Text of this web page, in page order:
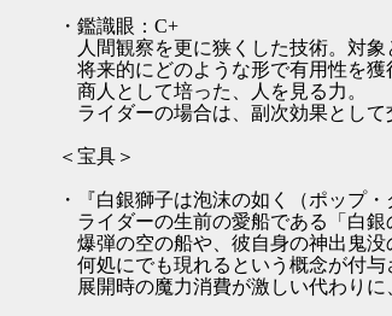
・鑑識眼：C+
人間観察を更に狭くした技術。対象
将来的にどのような形で有用性を獲
商人として培った、人を見る力。
ライダーの場合は、副次効果として
＜宝具＞
・『白銀獅子は泡沫の如く（ポッ
ライダーの生前の愛船である「白銀
爆弾の空の船や、彼自身の神出鬼没
何処にでも現れるという概念が付与
展開時の魔力消費が激しい代わりに